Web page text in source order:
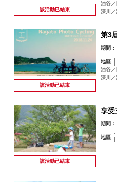
該活動已結束
油谷／
深川／
該活動已結束
第3
期間：
地區
油谷／
深川／
該活動已結束
享受
期間：
地區